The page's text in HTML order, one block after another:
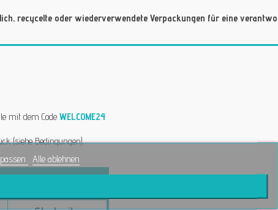
recycelte oder wiederverwendete Verpackungen für eine
mit dem Code WELCOME24
(siehe Bedingungen).
Alle ablehnen